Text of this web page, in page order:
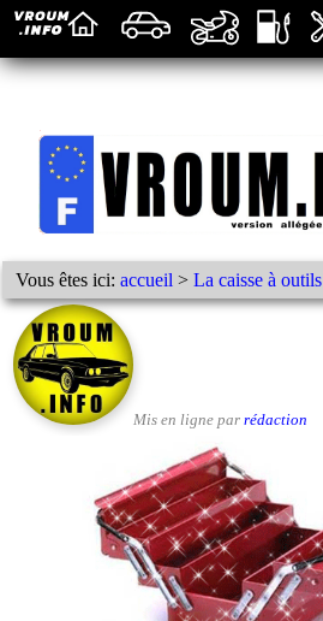
Vous êtes ici:accueil >La caisse à outils
Mis en ligne par rédaction